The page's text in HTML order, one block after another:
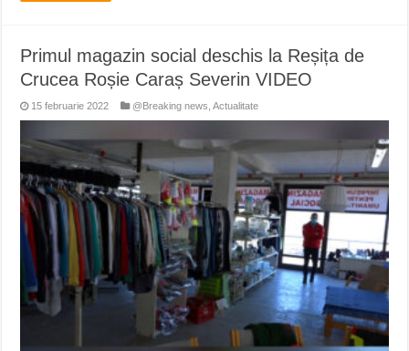
Primul magazin social deschis la Reșița de
Crucea Roșie Caraș Severin VIDEO
15 februarie 2022 @Breaking news ,Actualitate